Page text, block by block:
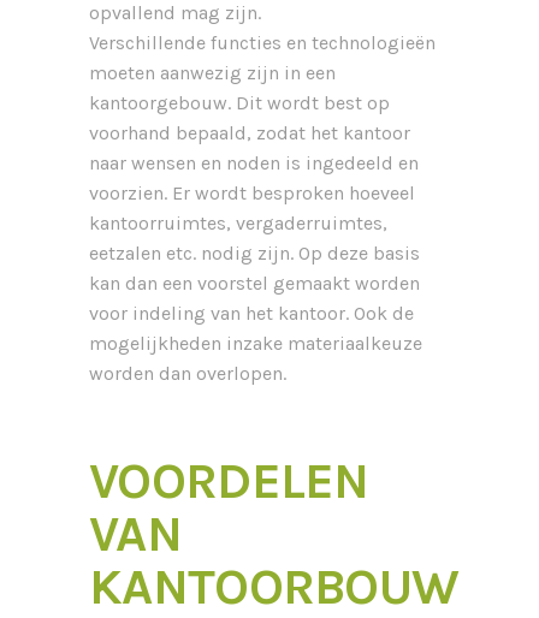
opvallend mag zijn.
Verschillende functies en technologieën
moeten aanwezig zijn in een
kantoorgebouw. Dit wordt best op
voorhand bepaald, zodat het kantoor
naar wensen en noden is ingedeeld en
voorzien. Er wordt besproken hoeveel
kantoorruimtes, vergaderruimtes,
eetzalen etc. nodig zijn. Op deze basis
kan dan een voorstel gemaakt worden
voor indeling van het kantoor. Ook de
mogelijkheden inzake materiaalkeuze
worden dan overlopen.
VOORDELEN
VAN
KANTOORBOUW